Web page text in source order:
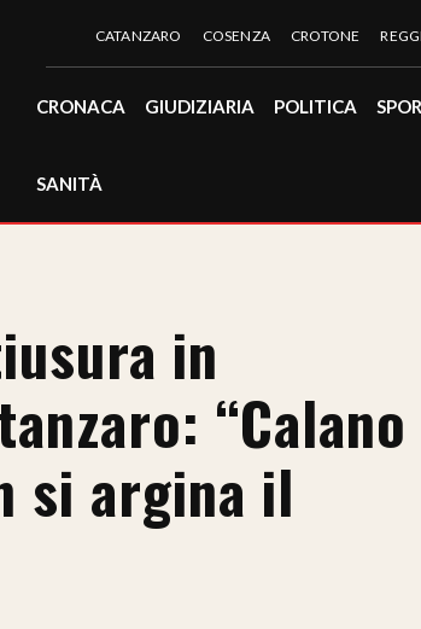
CATANZARO COSENZA CROTONE
CRONACA GIUDIZIARIA POLITICA
SANITÀ
in
si argina il